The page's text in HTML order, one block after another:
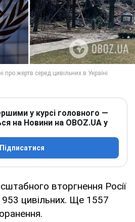
у курсі головного —
на Новини на OBOZ.UA у
Підписатися
вторгнення Росії
953 цивільних. Ще 1557